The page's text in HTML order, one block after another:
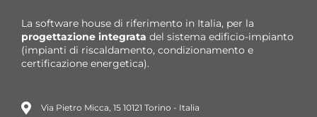
La software house di riferimento in Italia, per la
progettazione integrata del sistema edificio-impianto
(impianti di riscaldamento, condizionamento e
certificazione energetica).
Via Pietro Micca, 15 10121 Torino - Italia